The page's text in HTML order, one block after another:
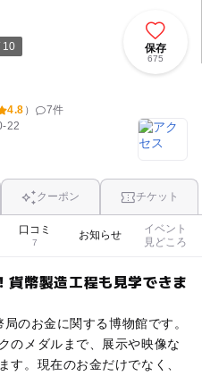
10
4.8 ） 7件
22
保存
675
クーポン チケット
口コミ
7
お知らせ
イベント
見どころ
貨幣製造工程も見学できま
のお金に関する博物館です。
のメダルまで、展示や映像な
す。現在のお金だけでなく、